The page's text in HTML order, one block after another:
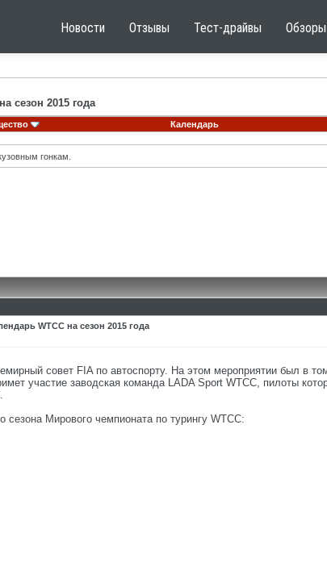
Новости Отзывы Тест-драйвы Обзоры
сезон 2015 года
Календарь
гонкам.
WTCC на сезон 2015 года
совет FIA по автоспорту. На этом мероприятии был в
участие заводская команда LADA Sport WTCC, пилоты
Мирового чемпионата по турингу WTCC: